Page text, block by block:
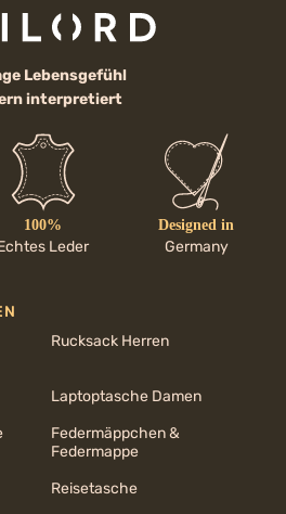
Lebensgefühl
interpretiert
100%
Leder
Designed in
Germany
Rucksack Herren
Laptoptasche Damen
Federmäppchen &
Federmappe
Reisetasche